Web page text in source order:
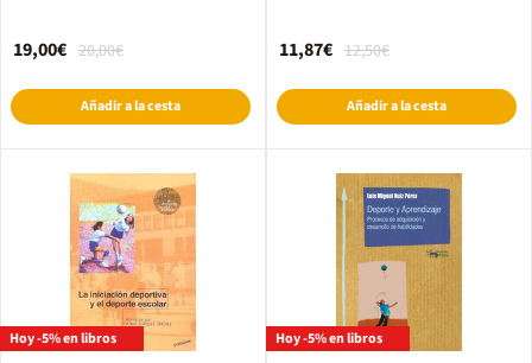
20,00€
19,00€
Añadir a la cesta
12,50€
11,87€
Añadir a la cesta
Hoy -5% en libros Hoy -5% en libros